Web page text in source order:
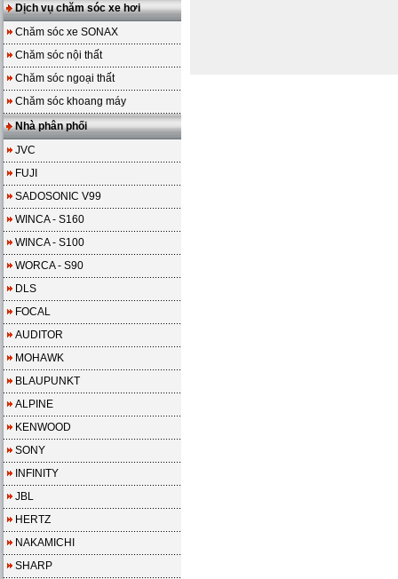
Dịch vụ chăm sóc xe hơi
Chăm sóc xe SONAX
Chăm sóc nội thất
Chăm sóc ngoại thất
Chăm sóc khoang máy
Nhà phân phối
JVC
FUJI
SADOSONIC V99
WINCA - S160
WINCA - S100
WORCA - S90
DLS
FOCAL
AUDITOR
MOHAWK
BLAUPUNKT
ALPINE
KENWOOD
SONY
INFINITY
JBL
HERTZ
NAKAMICHI
SHARP